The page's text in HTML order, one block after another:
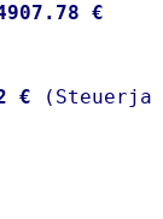
€
€